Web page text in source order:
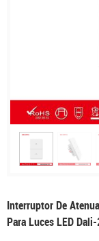
Interruptor De
Para Luces LED